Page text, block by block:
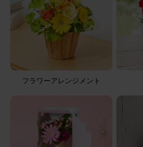
ブルーミーユーザーさん 60代
用途：
自宅用
届いてから2日目で白いガーベラと
れた
箱を開けた時に花がペタンとしていて
たのでちょっとがっかりしました。特
となっていた。2日目でガーベラと白
萎れた。お盆が来るのでお仏壇にお供
が、残念です。宅配での購入に無理が
購入しません。
フラワーアレンジメント